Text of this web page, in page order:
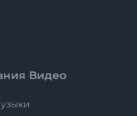
Видео